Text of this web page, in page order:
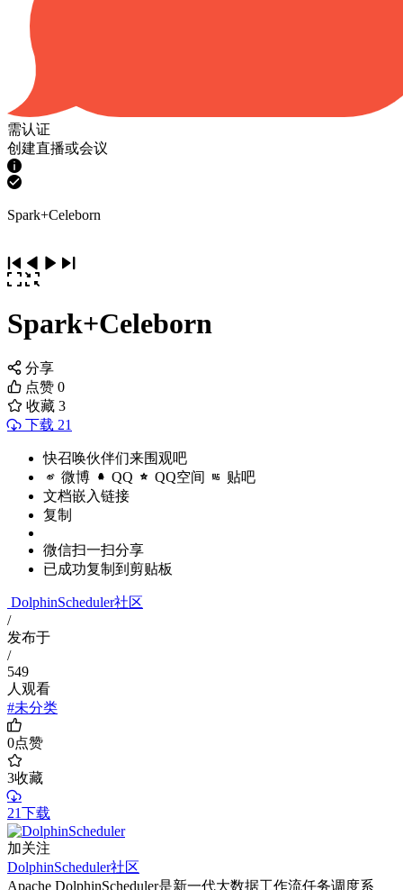
需认证
创建直播或会议
Spark+Celeborn
Spark+Celeborn
分享
点赞 0
收藏 3
下载 21
快召唤伙伴们来围观吧
微博 QQ QQ空间 贴吧
文档嵌入链接
复制
微信扫一扫分享
已成功复制到剪贴板
DolphinScheduler社区
/
发布于
/
549
人观看
#未分类
0点赞
3收藏
21下载
加关注
DolphinScheduler社区
Apache DolphinScheduler是新一代大数据工作流任务调度系